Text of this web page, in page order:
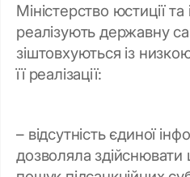
Міністерство юстиції
реалізують державну
зіштовхуються із
її реалізації:
– відсутність єдиної
дозволяла